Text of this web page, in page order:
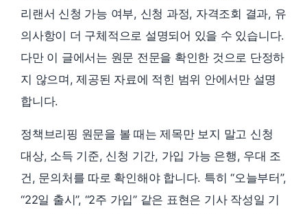
리랜서 신청 가능 여부, 신청 과정, 자격조회 결과, 유
의사항이 더 구체적으로 설명되어 있을 수 있습니다.
다만 이 글에서는 원문 전문을 확인한 것으로 단정하
지 않으며, 제공된 자료에 적힌 범위 안에서만 설명
합니다.
정책브리핑 원문을 볼 때는 제목만 보지 말고 신청
대상, 소득 기준, 신청 기간, 가입 가능 은행, 우대 조
건, 문의처를 따로 확인해야 합니다. 특히 “오늘부터”,
“22일 출시”, “2주 가입” 같은 표현은 기사 작성일 기